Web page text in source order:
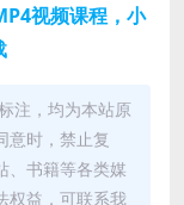
视频课程，小
注，均为本站原
意时，禁止复
、书籍等各类媒
权益，可联系我